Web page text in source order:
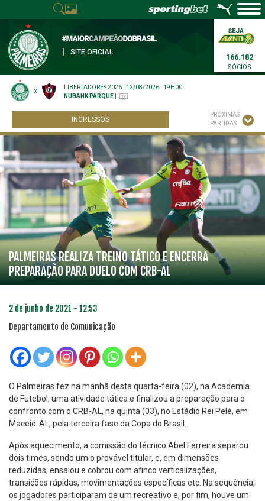
SITE OFICIAL
166.182
SÓCIOS
X
LIBERTADORES 2026 12/08/2026
19H00
NUBANK PARQUE
INGRESSOS
PRÓXIMAS
PARTIDAS
PALMEIRAS REALIZA TREINO TÁTICO E ENCERRA
PREPARAÇÃO PARA DUELO COM CRB-AL
2 de junho de 2021 - 12:53
Departamento de Comunicação
O Palmeiras fez na manhã desta quarta-feira (02), na Academia
de Futebol, uma atividade tática e finalizou a preparação para o
confronto com o CRB-AL, na quinta (03), no Estádio Rei Pelé, em
Maceió-AL, pela terceira fase da Copa do Brasil.
Após aquecimento, a comissão do técnico Abel Ferreira separou
dois times, sendo um o provável titular, e, em dimensões
reduzidas, ensaiou e cobrou com afinco verticalizações,
transições rápidas, movimentações específicas etc. Na sequência,
os jogadores participaram de um recreativo e, por fim, houve um